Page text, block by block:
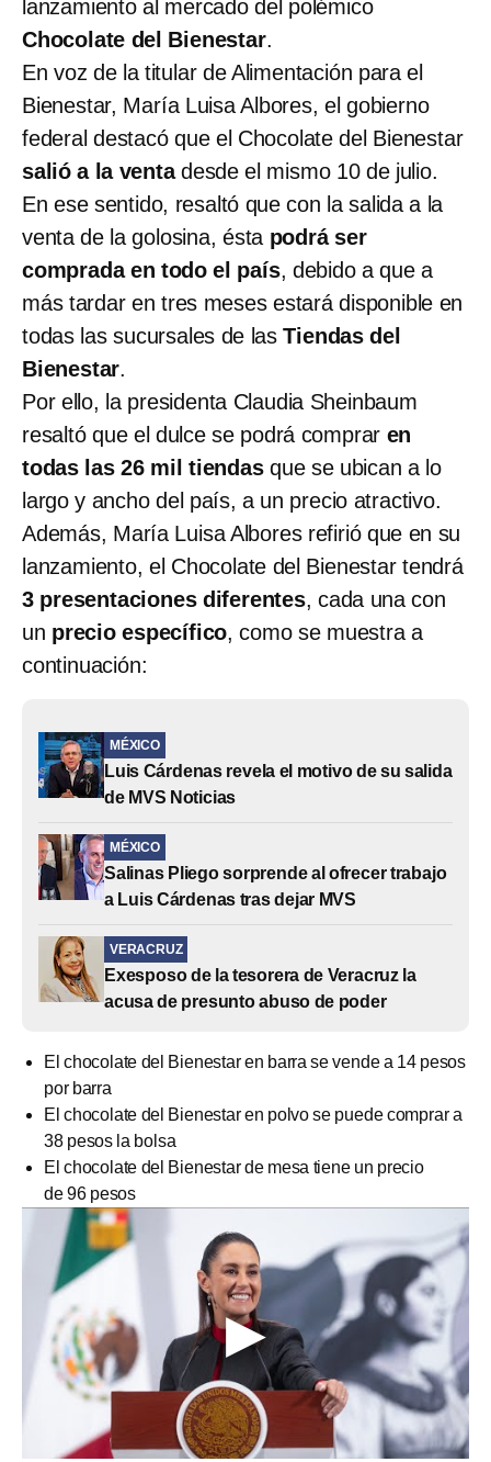
lanzamiento al mercado del polémico
Chocolate del Bienestar.
En voz de la titular de Alimentación para el
Bienestar, María Luisa Albores, el gobierno
federal destacó que el Chocolate del Bienestar
salió a la ventadesde el mismo 10 de julio.
En ese sentido, resaltó que con la salida a la
venta de la golosina, ésta podrá ser
comprada en todo el país, debido a que a
más tardar en tres meses estará disponible en
todas las sucursales de lasTiendas del
Bienestar.
Por ello, la presidenta Claudia Sheinbaum
resaltó que el dulce se podrá comprar en
todas las 26 mil tiendasque se ubican a lo
largo y ancho del país, a un precio atractivo.
Además, María Luisa Albores refirió que en su
lanzamiento, el Chocolate del Bienestar tendrá
3 presentaciones diferentes, cada una con
un precio específico, como se muestra a
continuación:
MÉXICO
Luis Cárdenas revela el motivo de su salida
de MVS Noticias
MÉXICO
Salinas Pliego sorprende al ofrecer trabajo
a Luis Cárdenas tras dejar MVS
VERACRUZ
Exesposo de la tesorera de Veracruz la
acusa de presunto abuso de poder
El chocolate del Bienestar en barra se vende a 14 pesos
por barra
El chocolate del Bienestar en polvo se puede comprar a
38 pesos la bolsa
El chocolate del Bienestar de mesa tiene un precio
de 96 pesos